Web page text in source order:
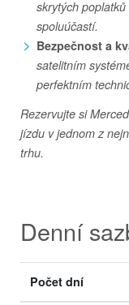
skrytých
spoluúčastí.
Bezpečnost a
satelitním
perfektním
Rezervujte si
jízdu v jednom z
trhu.
Denní
Počet dní